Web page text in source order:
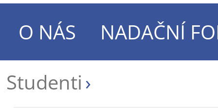
O NÁS
NADAČNÍ
Studenti